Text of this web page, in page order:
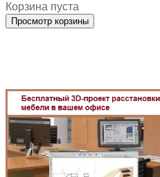
Корзина пуста